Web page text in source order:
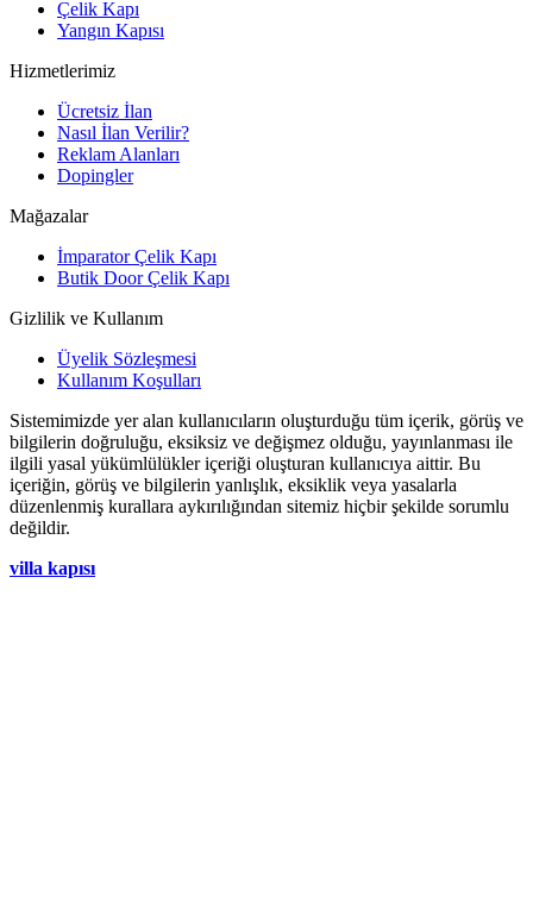
Çelik Kapı
Yangın Kapısı
Hizmetlerimiz
Ücretsiz İlan
Nasıl İlan Verilir?
Reklam Alanları
Dopingler
Mağazalar
İmparator Çelik Kapı
Butik Door Çelik Kapı
Gizlilik ve Kullanım
Üyelik Sözleşmesi
Kullanım Koşulları
Sistemimizde yer alan kullanıcıların oluşturduğu tüm içerik, görüş ve
bilgilerin doğruluğu, eksiksiz ve değişmez olduğu, yayınlanması ile
ilgili yasal yükümlülükler içeriği oluşturan kullanıcıya aittir. Bu
içeriğin, görüş ve bilgilerin yanlışlık, eksiklik veya yasalarla
düzenlenmiş kurallara aykırılığından sitemiz hiçbir şekilde sorumlu
değildir.
villa kapısı